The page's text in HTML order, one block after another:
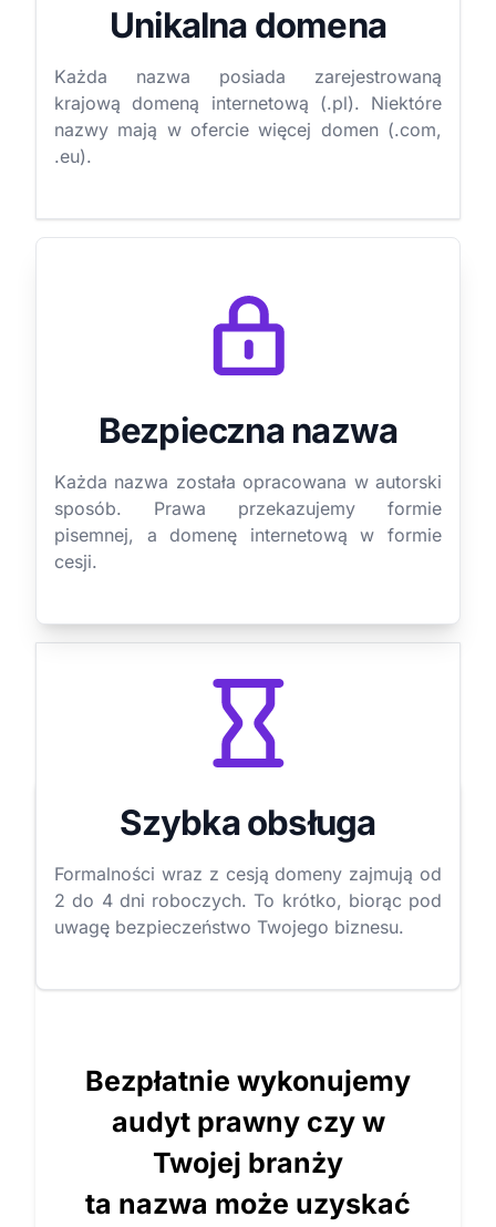
Unikalna domena
Każda nazwa posiada zarejestrowaną
krajową domeną internetową (.pl). Niektóre
nazwy mają w ofercie więcej domen (.com,
.eu).
Bezpieczna nazwa
Każda nazwa została opracowana w autorski
sposób. Prawa przekazujemy formie
pisemnej, a domenę internetową w formie
cesji.
Szybka obsługa
Formalności wraz z cesją domeny zajmują od
2 do 4 dni roboczych. To krótko, biorąc pod
uwagę bezpieczeństwo Twojego biznesu.
Bezpłatnie wykonujemy
audyt prawny czy w
Twojej branży
ta nazwa może uzyskać